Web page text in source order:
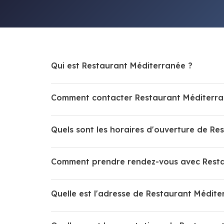
Qui est Restaurant Méditerranée ?
Comment contacter Restaurant
Quels sont les horaires d'ouverture de
Comment prendre rendez-vous avec
Quelle est l'adresse de Restaurant